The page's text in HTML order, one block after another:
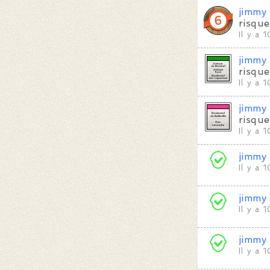
Il y a
Il y a
Il y a
Il y a
Il y a
Il y a